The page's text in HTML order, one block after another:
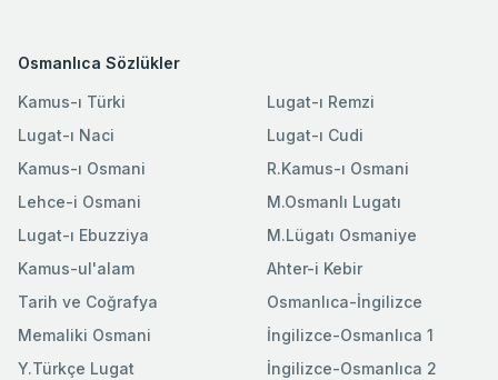
Osmanlıca Sözlükler
Kamus-ı Türki
Lugat-ı Naci
Kamus-ı Osmani
Lehce-i Osmani
Lugat-ı Ebuzziya
Lugat-ı Remzi
Lugat-ı Cudi
R.Kamus-ı Osmani
M.Osmanlı Lugatı
M.Lügatı Osmaniye
Kamus-ul'alam
Tarih ve Coğrafya
Memaliki Osmani
Y.Türkçe Lugat
Ahter-i Kebir
Osmanlıca-İngilizce
İngilizce-Osmanlıca 1
İngilizce-Osmanlıca 2